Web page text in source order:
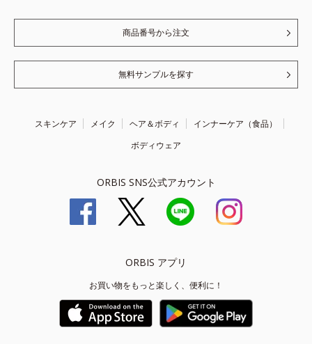
商品番号から注文
無料サンプルを探す
スキンケア メイク ヘア＆ボディ
インナーケア（食品）
ボディウェア
ORBIS SNS公式アカウント
ORBIS アプリ
お買い物をもっと楽しく、便利に！